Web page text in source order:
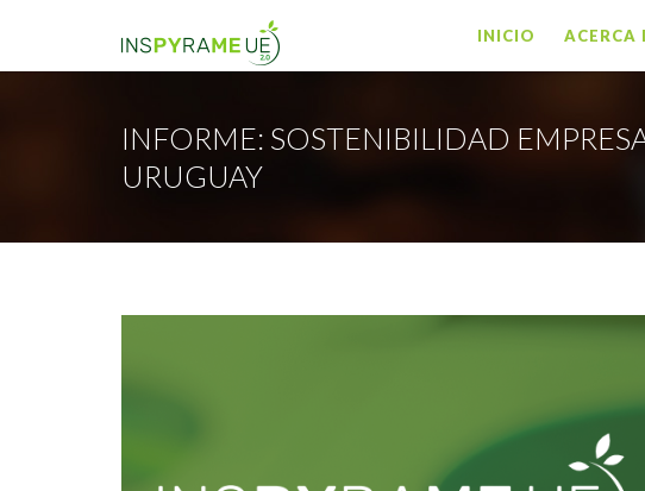
INICIO ACERCA
INFORME: SOSTENIBILIDAD
URUGUAY